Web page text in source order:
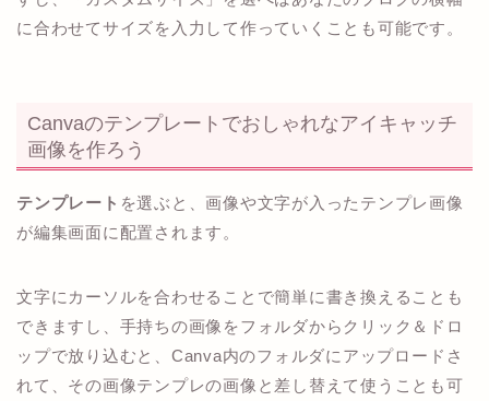
に合わせてサイズを入力して作っていくことも可能です。
Canvaのテンプレートでおしゃれなアイキャッチ
画像を作ろう
テンプレート を選ぶと、画像や文字が入ったテンプレ画像
が編集画面に配置されます。
文字にカーソルを合わせることで簡単に書き換えることも
できますし、手持ちの画像をフォルダからクリック＆ドロ
ップで放り込むと、Canva内のフォルダにアップロードさ
れて、その画像テンプレの画像と差し替えて使うことも可